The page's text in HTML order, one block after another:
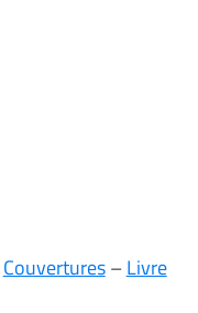
Couvertures–Livre